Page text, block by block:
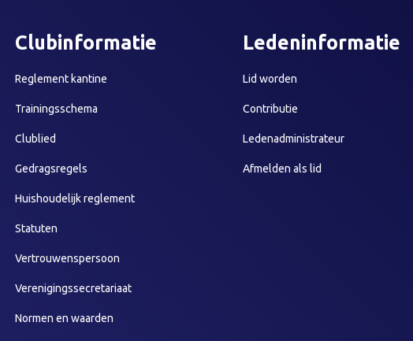
Clubinformatie
Reglement kantine
Trainingsschema
Clublied
Gedragsregels
Huishoudelijk reglement
Statuten
Vertrouwenspersoon
Verenigingssecretariaat
Normen en waarden
Ledeninformatie
Lid worden
Contributie
Ledenadministrateur
Afmelden als lid